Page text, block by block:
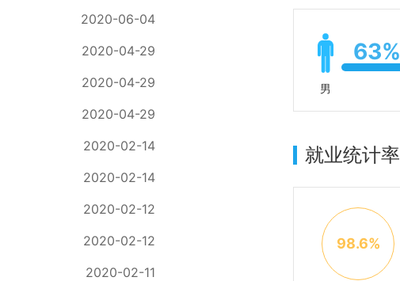
2020-06-04
2020-04-29
2020-04-29
2020-04-29
2020-02-14
2020-02-14
2020-02-12
2020-02-12
2020-02-11
男
63%
就业统计率
98.6%